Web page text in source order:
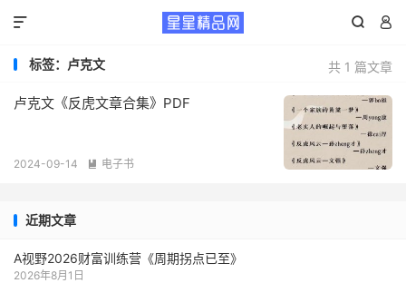
 

共 1 篇文章
标签：卢克文
卢克文《反虎文章合集》PDF
2024-09-14  电子书
近期文章
A视野2026财富训练营《周期拐点已至》
2026年8月1日